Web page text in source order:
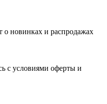
о новинках и распродажах
с условиями оферты и